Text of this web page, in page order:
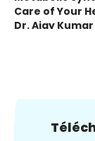
Care of Your
Dr. Ajay